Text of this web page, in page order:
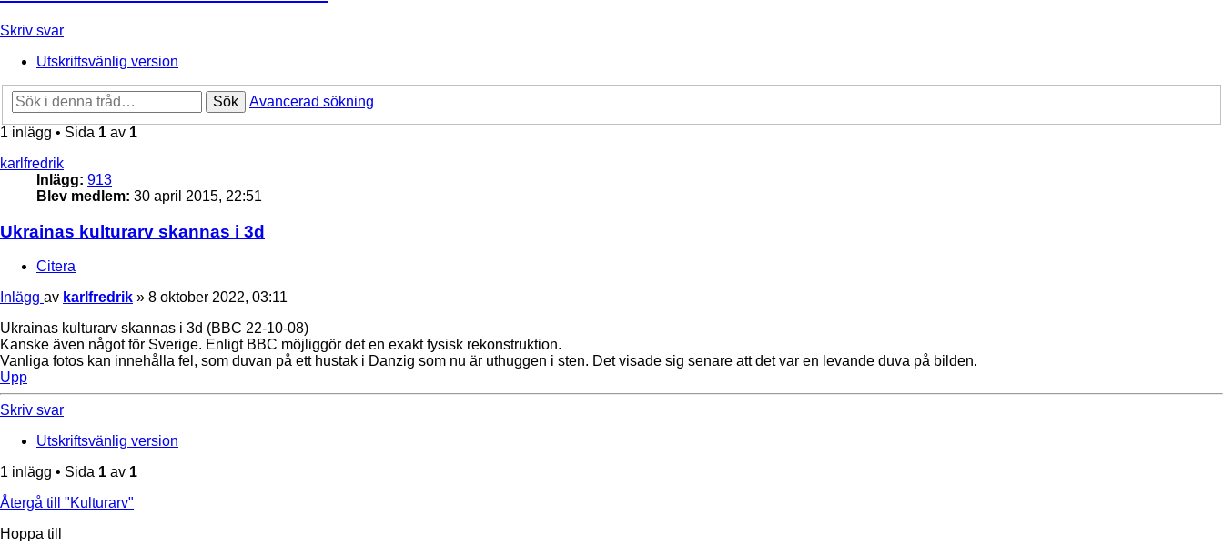
Skriv svar
Utskriftsvänlig version
Sök
Avancerad sökning
1 inlägg • Sida 1 av 1
karlfredrik
Inlägg: 913
Blev medlem: 30 april 2015, 22:51
Ukrainas kulturarv skannas i 3d
Citera
Inlägg av karlfredrik » 8 oktober 2022, 03:11
Ukrainas kulturarv skannas i 3d (BBC 22-10-08)
Kanske även något för Sverige. Enligt BBC möjliggör det en exakt fysisk rekonstruktion.
Vanliga fotos kan innehålla fel, som duvan på ett hustak i Danzig som nu är uthuggen i sten. Det visade sig senare att det var en levande duva på bilden.
Upp
Skriv svar
Utskriftsvänlig version
1 inlägg • Sida 1 av 1
Återgå till "Kulturarv"
Hoppa till